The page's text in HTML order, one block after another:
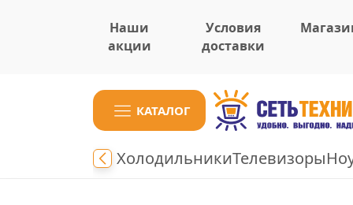
Наши
акции
Условия
доставки
КАТАЛОГ
ХолодильникиТелевизоры